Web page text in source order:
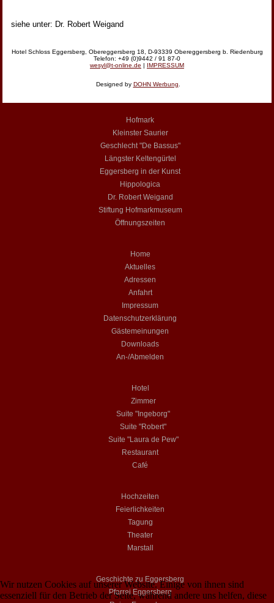
siehe unter: Dr. Robert Weigand
Hotel Schloss Eggersberg, Obereggersberg 18, D-93339 Obereggersberg b. Riedenburg
Telefon: +49 (0)9442 / 91 87-0
wesyl@t-online.de | IMPRESSUM
Designed by DOHN Werbung
Hofmark
Kleinster Saurier
Geschlecht "De Bassus"
Längster Keltengürtel
Eggersberg in der Kunst
Hippologica
Dr. Robert Weigand
Stiftung Hofmarkmuseum
Öffnungszeiten
Home
Aktuelles
Adressen
Anfahrt
Impressum
Datenschutzerklärung
Gästemeinungen
Downloads
An-/Abmelden
Hotel
Zimmer
Suite "Ingeborg"
Suite "Robert"
Suite "Laura de Pew"
Restaurant
Café
Hochzeiten
Feierlichkeiten
Tagung
Theater
Marstall
Geschichte zu Eggersberg
Pfarrei Eggersberg
Wir nutzen Cookies auf unserer Website. Einige von ihnen sind
essenziell für den Betrieb der Seite, während andere uns helfen, diese